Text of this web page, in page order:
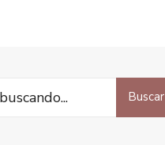
Buscar